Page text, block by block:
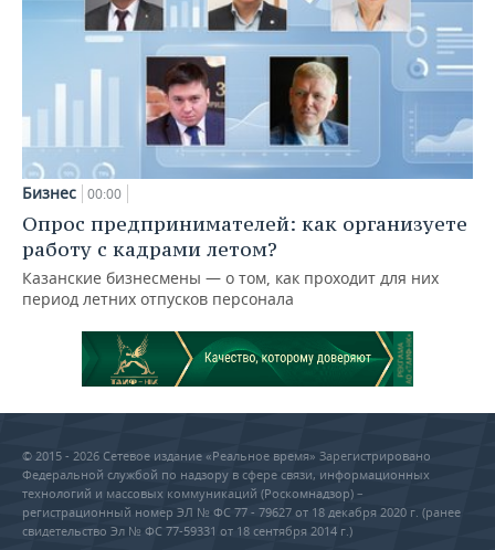
Бизнес 00:00
Опрос предпринимателей: как организуете
работу с кадрами летом?
Казанские бизнесмены — о том, как проходит для них
период летних отпусков персонала
© 2015 - 2026 Сетевое издание «Реальное время» Зарегистрировано
Федеральной службой по надзору в сфере связи, информационных
технологий и массовых коммуникаций (Роскомнадзор) –
регистрационный номер ЭЛ № ФС 77 - 79627 от 18 декабря 2020 г. (ранее
свидетельство Эл № ФС 77-59331 от 18 сентября 2014 г.)